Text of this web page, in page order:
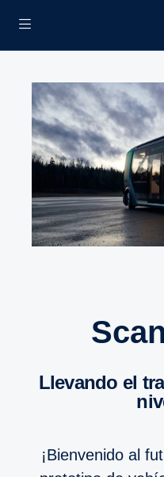
Llevando el transporte urbano al
¡Bienvenido al